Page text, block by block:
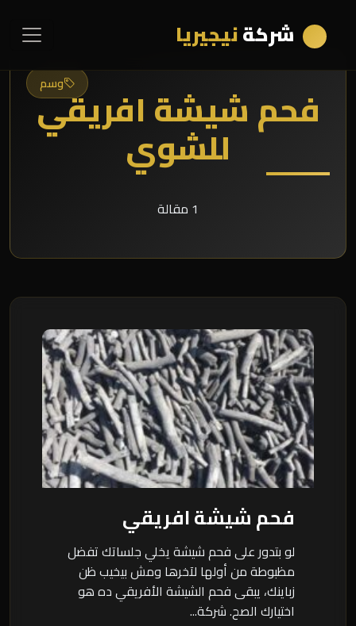
شركةنيجيريا
وسم
فحم شيشة افريقي
للشوي
1 مقالة
فحم شيشة افريقي
لو بتدور على فحم شيشة يخلي جلساتك تفضل
مظبوطة من أولها لآخرها ومش بيخيب ظن
زباينك، يبقى فحم الشيشة الأفريقي ده هو
اختيارك الصح. شركة...